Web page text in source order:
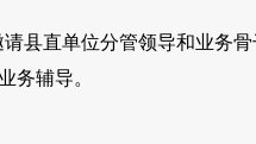
直单位分管领导和业务
务辅导。